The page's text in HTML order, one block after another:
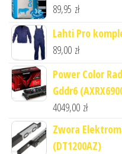
89,95 zł
Lahti Pro
89,00 zł
Power Color
Gddr6
4049,00 zł
Zwora
(DT1200AZ)